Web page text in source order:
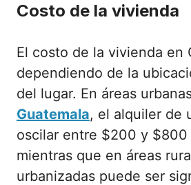
Costo de la vivienda
El costo de la vivienda en
dependiendo de la
del lugar. En áreas
Guatemala, el alquiler de
oscilar entre $200 y $800
mientras que en áreas
urbanizadas puede ser